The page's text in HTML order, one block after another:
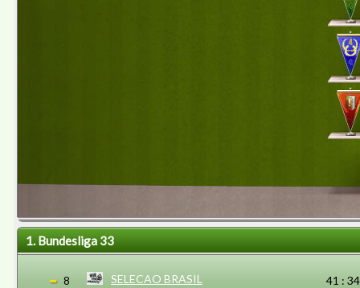
1. Bundesliga 33
8 SELECAO BRASIL
41 : 34